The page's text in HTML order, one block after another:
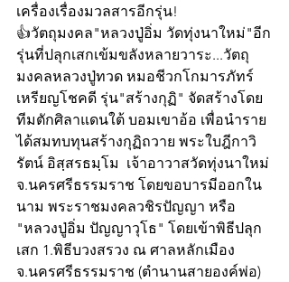
เครื่อง​เรื่องมวลสารอีกรุ่น!
👍วัตถุมงคล"หลวงปู่อิ่ม วัดทุ่งนาใหม่"อีก
รุ่นที่ปลุกเสกเข้มขลังหลายวาระ...วัตถุ
มงคลหลวงปู่ทวด หมอชีวกโกมารภัทร์
เหรียญโชคดี รุ่น"สร้างกุฏิ" จัดสร้างโดย
ทีมตักศิลาแดนใต้ บอมเขาอ้อ เพื่อนำราย
ได้สมทบทุนสร้างกุฏิถวาย พระใบฎีกาวิ
รัตน์ อิสฺสรธมฺโม  เจ้าอาวาสวัดทุ่งนาใหม่
จ.นครศรีธรรมราช โดยขอบารมีออกใน
นาม พระราชมงคลวชิรปัญญา หรือ
"หลวงปู่อิ่ม ปัญญาวุโธ" โดยเข้าพิธีปลุก
เสก 1.พิธีบวงสรวง ณ ศาลหลักเมือง
จ.นครศรีธรรมราช (ตำนานสายองค์พ่อ)